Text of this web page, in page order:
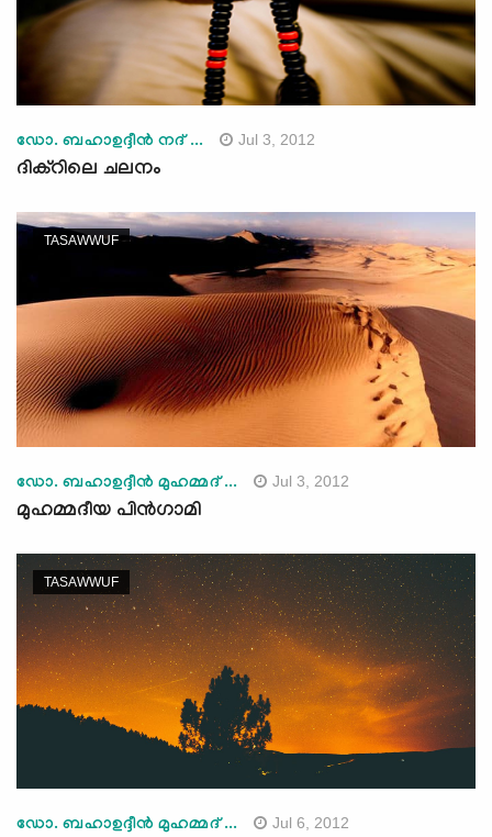
ഡോ. ബഹാഉദ്ദീന്‍ നദ് ... Jul 3, 2012
ദിക്‌റിലെ ചലനം
TASAWWUF
ഡോ. ബഹാഉദ്ദീന്‍ മുഹമ്മദ് ... Jul 3, 2012
മുഹമ്മദീയ പിന്‍ഗാമി
TASAWWUF
ഡോ. ബഹാഉദ്ദീന്‍ മുഹമ്മദ് ... Jul 6, 2012